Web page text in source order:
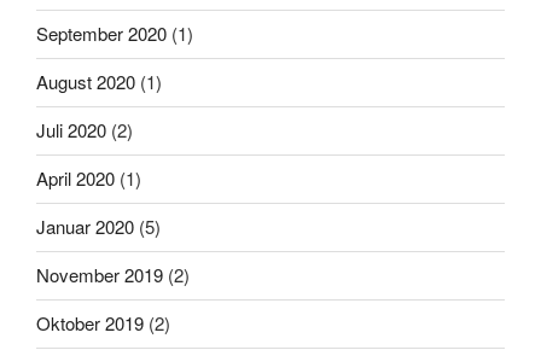
September 2020 (1)
August 2020 (1)
Juli 2020 (2)
April 2020 (1)
Januar 2020 (5)
November 2019 (2)
Oktober 2019 (2)